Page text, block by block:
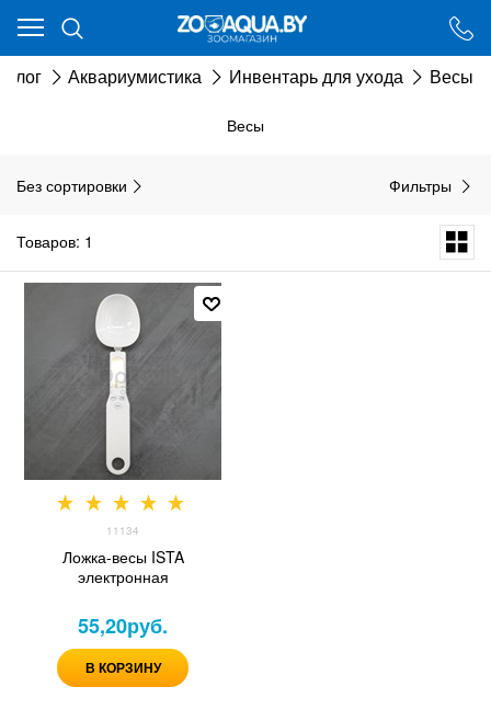
Аквариумистика Инвентарь для ухода Весы
Весы
Без сортировки Фильтры
Товаров: 1
11134
Ложка-весы ISTA
электронная
55,20руб.
В КОРЗИНУ
Ваш город - Минск,
ДА НЕТ